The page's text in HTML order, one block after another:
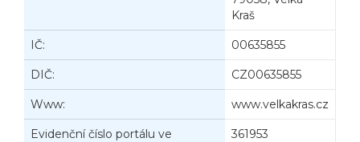
Kraš
IČ: 00635855
DIČ: CZ00635855
Www: www.velkakras.cz
Evidenční číslo portálu ve
361953